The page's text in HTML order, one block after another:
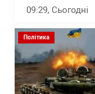
09:29, Сьогодні
Політика